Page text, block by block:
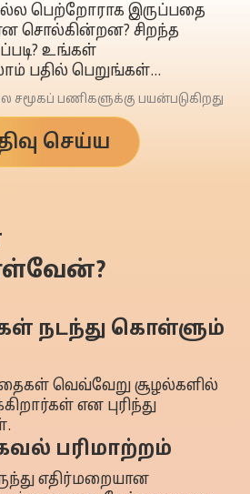
பெற்றோராக இருப்பதை
சொல்கின்றன? சிறந்த
உங்கள்
பதில் பெறுங்கள்…
பணிகளுக்கு பயன்படுகிறது
செய்ய
நடந்து கொள்ளும்
வெவ்வேறு சூழல்களில்
என புரிந்து
பரிமாற்றம்
எதிர்மறையான